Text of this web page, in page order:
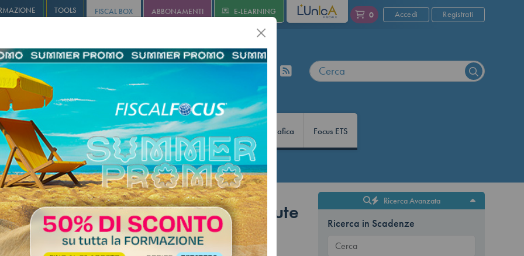
TOOLS FISCAL BOX ABBONAMENTI E-LEARNING L'UNICA 0 Accedi Registrati
Infostudio Informa+ Agricoltura Revisione Infografica Focus ETS
D’IMPOSTA - Versamento ritenute
fonte
Ricerca Avanzata
Ricerca in Scadenze